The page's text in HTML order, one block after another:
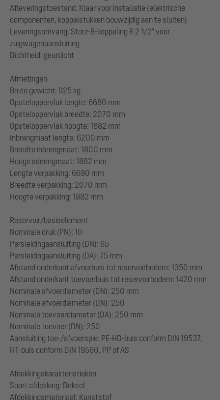
Afleveringstoestand: Klaar voor installatie (elektrische
componenten, koppelstukken bouwzijdig aan te sluiten)
Leveringsomvang: Storz-B-koppeling R 2 1/2" voor
zuigwagenaansluiting
Dichtheid: geurdicht
Afmetingen
Bruto gewicht: 925 kg
Opsteloppervlak lengte: 6680 mm
Opsteloppervlak breedte: 2070 mm
Opsteloppervlak hoogte: 1882 mm
Inbrengmaat lengte: 6200 mm
Breedte inbrengmaat: 1800 mm
Hooge inbrengmaat: 1882 mm
Lengte verpakking: 6680 mm
Breedte verpakking: 2070 mm
Hoogte verpakking: 1882 mm
Reservoir/basiselement
Nominale druk (PN): 10
Persleidingaansluiting (DN): 65
Persleidingaansluiting (DA): 75 mm
Afstand onderkant afvoerbuis tot reservoirbodem: 1350 mm
Afstand onderkant toevoerbuis tot reservoirbodem: 1420 mm
Nominale afvoerdiameter (DN): 250 mm
Nominale afvoerdiameter (DN): 250
Nominale toevoerdiameter (DA): 250 mm
Nominale toevoer (DN): 250
Aansluiting toe-/afvoerspie: PE-HD-buis conform DIN 19537,
HT-buis conform DIN 19560, PP of AS
Afdekkingskarakteristieken
Soort afdekking: Deksel
Afdekkingsmateriaal: Kunststof